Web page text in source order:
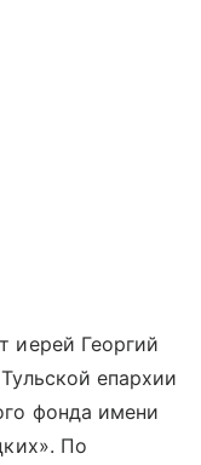
иерей Георгий
епархии
фонда имени
По